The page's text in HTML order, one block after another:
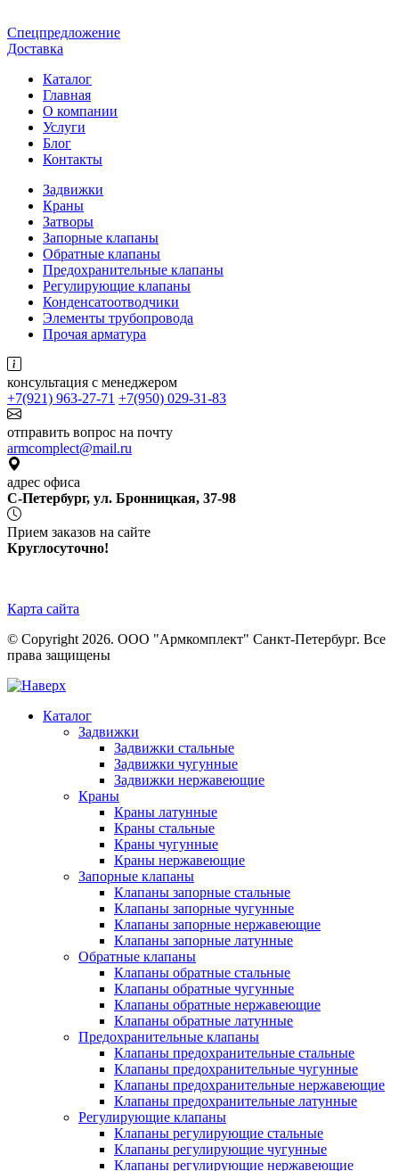
Спецпредложение
Доставка
Каталог
Главная
О компании
Услуги
Блог
Контакты
Задвижки
Краны
Затворы
Запорные клапаны
Обратные клапаны
Предохранительные клапаны
Регулирующие клапаны
Конденсатоотводчики
Элементы трубопровода
Прочая арматура
консультация с менеджером
+7(921) 963-27-71 +7(950) 029-31-83
отправить вопрос на почту
armcomplect@mail.ru
адрес офиса
С-Петербург, ул. Бронницкая, 37-98
Прием заказов на сайте
Круглосуточно!
Карта сайта
© Copyright 2026. ООО "Армкомплект" Санкт-Петербург. Все
права защищены
Каталог
Задвижки
Задвижки стальные
Задвижки чугунные
Задвижки нержавеющие
Краны
Краны латунные
Краны стальные
Краны чугунные
Краны нержавеющие
Запорные клапаны
Клапаны запорные стальные
Клапаны запорные чугунные
Клапаны запорные нержавеющие
Клапаны запорные латунные
Обратные клапаны
Клапаны обратные стальные
Клапаны обратные чугунные
Клапаны обратные нержавеющие
Клапаны обратные латунные
Предохранительные клапаны
Клапаны предохранительные стальные
Клапаны предохранительные чугунные
Клапаны предохранительные нержавеющие
Клапаны предохранительные латунные
Регулирующие клапаны
Клапаны регулирующие стальные
Клапаны регулирующие чугунные
Клапаны регулирующие нержавеющие